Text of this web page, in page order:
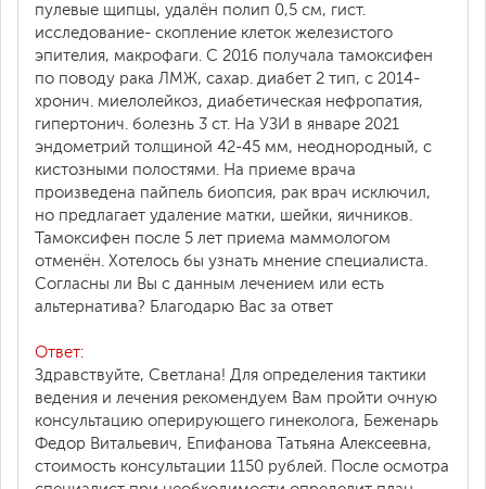
пулевые щипцы, удалён полип 0,5 см, гист.
исследование- скопление клеток железистого
эпителия, макрофаги. С 2016 получала тамоксифен
по поводу рака ЛМЖ, сахар. диабет 2 тип, с 2014-
хронич. миелолейкоз, диабетическая нефропатия,
гипертонич. болезнь 3 ст. На УЗИ в январе 2021
эндометрий толщиной 42-45 мм, неоднородный, с
кистозными полостями. На приеме врача
произведена пайпель биопсия, рак врач исключил,
но предлагает удаление матки, шейки, яичников.
Тамоксифен после 5 лет приема маммологом
отменён. Хотелось бы узнать мнение специалиста.
Согласны ли Вы с данным лечением или есть
альтернатива? Благодарю Вас за ответ
Ответ:
Здравствуйте, Светлана! Для определения тактики
ведения и лечения рекомендуем Вам пройти очную
консультацию оперирующего гинеколога, Беженарь
Федор Витальевич, Епифанова Татьяна Алексеевна,
стоимость консультации 1150 рублей. После осмотра